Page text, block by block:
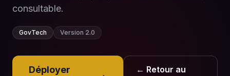
consultable.
GovTech Version 2.0
Déployer
← Retour au